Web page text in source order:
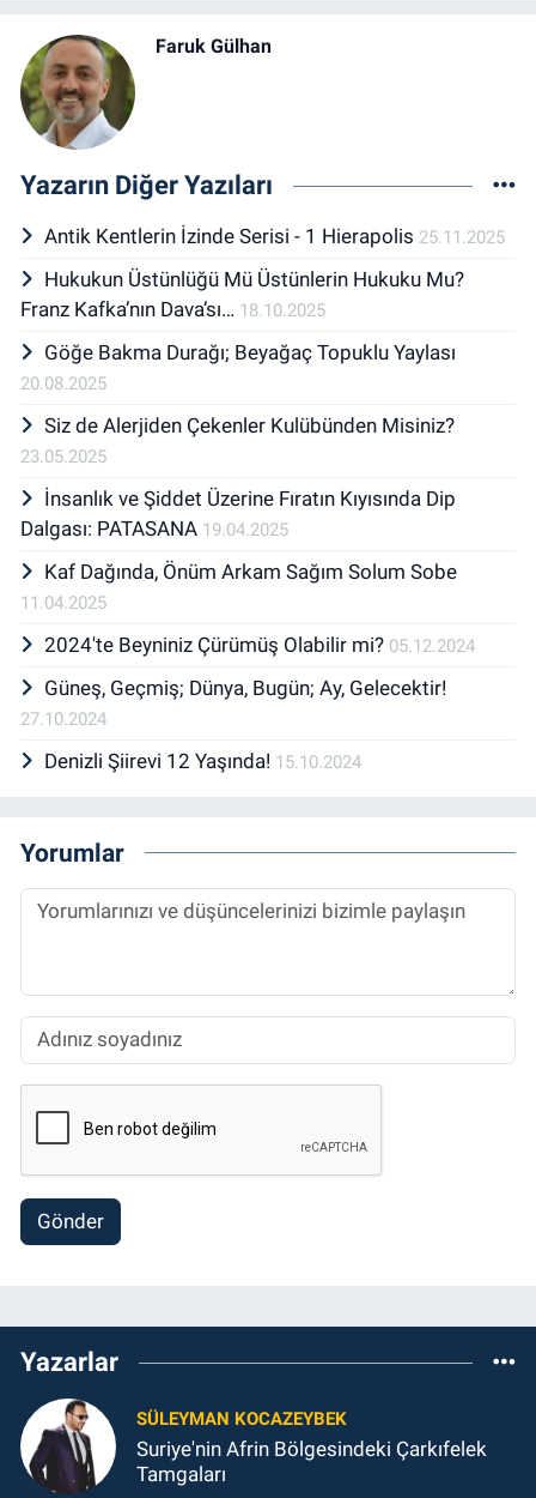
Faruk Gülhan
Yazarın Diğer Yazıları
Antik Kentlerin İzinde Serisi - 1 Hierapolis 25.11.2025
Hukukun Üstünlüğü Mü Üstünlerin Hukuku Mu?
Franz Kafka’nın Dava’sı… 18.10.2025
Göğe Bakma Durağı; Beyağaç Topuklu Yaylası
20.08.2025
Siz de Alerjiden Çekenler Kulübünden Misiniz?
23.05.2025
İnsanlık ve Şiddet Üzerine Fıratın Kıyısında Dip
Dalgası: PATASANA 19.04.2025
Kaf Dağında, Önüm Arkam Sağım Solum Sobe
11.04.2025
2024'te Beyniniz Çürümüş Olabilir mi? 05.12.2024
Güneş, Geçmiş; Dünya, Bugün; Ay, Gelecektir!
27.10.2024
Denizli Şiirevi 12 Yaşında! 15.10.2024
Yorumlar
Gönder
Yazarlar
SÜLEYMAN KOCAZEYBEK
Suriye'nin Afrin Bölgesindeki Çarkıfelek
Tamgaları